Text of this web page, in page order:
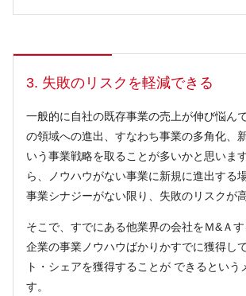
3. 失敗のリスクを軽減できる
一般的に自社の既存事業の売上が伸び悩ん
の領域への進出、すなわち事業の多角化、
いう事業戦略を取ることが多いかと思いま
ら、ノウハウがない事業に新規に進出する
事業シナジーがない限り、失敗のリスクが
そこで、すでにある他業界の会社をＭ&Ａ
企業の事業ノウハウばかりかすでに獲得し
ト・シェアを獲得することが できるという
す。